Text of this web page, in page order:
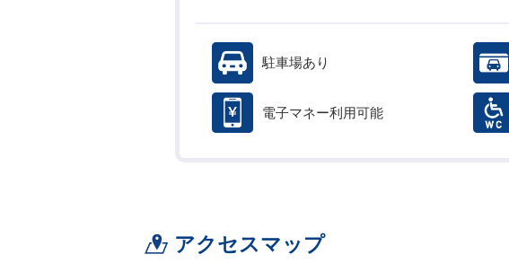
駐車場あり
電子マネー利用可能
アクセスマップ